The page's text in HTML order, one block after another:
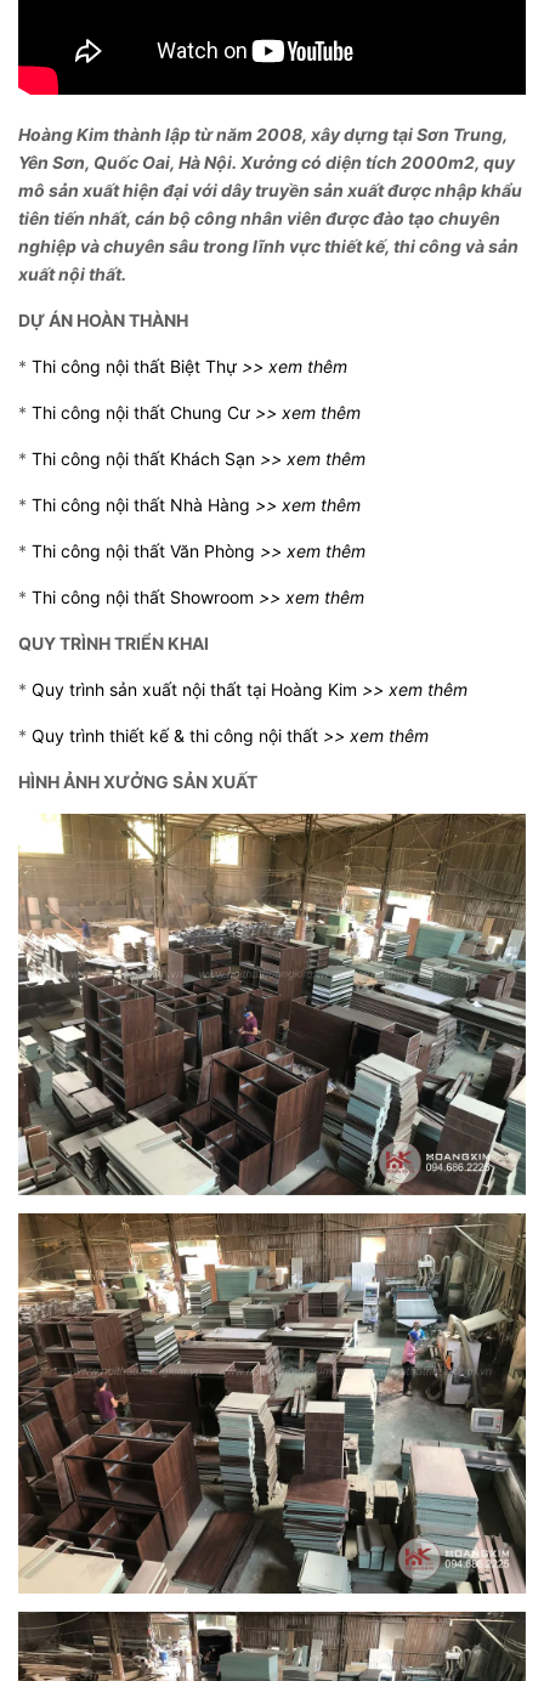
Hoàng Kim thành lập từ năm 2008, xây dựng tại Sơn Trung,
Yên Sơn, Quốc Oai, Hà Nội. Xưởng có diện tích 2000m2, quy
mô sản xuất hiện đại với dây truyền sản xuất được nhập khẩu
tiên tiến nhất, cán bộ công nhân viên được đào tạo chuyên
nghiệp và chuyên sâu trong lĩnh vực thiết kế, thi công và sản
xuất nội thất.
DỰ ÁN HOÀN THÀNH
* Thi công nội thất Biệt Thự >> xem thêm
* Thi công nội thất Chung Cư >> xem thêm
* Thi công nội thất Khách Sạn >> xem thêm
* Thi công nội thất Nhà Hàng >> xem thêm
* Thi công nội thất Văn Phòng >> xem thêm
* Thi công nội thất Showroom >> xem thêm
QUY TRÌNH TRIỂN KHAI
* Quy trình sản xuất nội thất tại Hoàng Kim >> xem thêm
* Quy trình thiết kế & thi công nội thất >> xem thêm
HÌNH ẢNH XƯỞNG SẢN XUẤT